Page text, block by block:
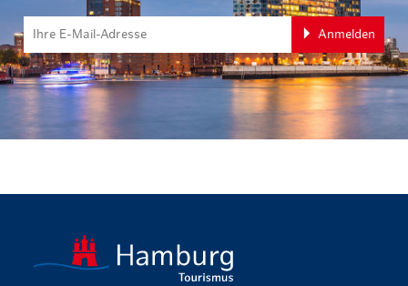
Anmelden